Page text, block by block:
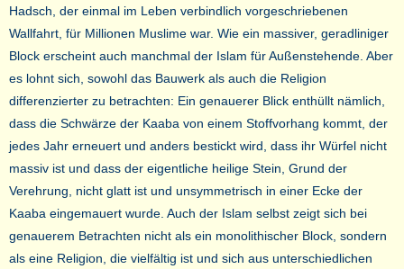
Hadsch, der einmal im Leben verbindlich vorgeschriebenen
Wallfahrt, für Millionen Muslime war. Wie ein massiver, geradliniger
Block erscheint auch manchmal der Islam für Außenstehende. Aber
es lohnt sich, sowohl das Bauwerk als auch die Religion
differenzierter zu betrachten: Ein genauerer Blick enthüllt nämlich,
dass die Schwärze der Kaaba von einem Stoffvorhang kommt, der
jedes Jahr erneuert und anders bestickt wird, dass ihr Würfel nicht
massiv ist und dass der eigentliche heilige Stein, Grund der
Verehrung, nicht glatt ist und unsymmetrisch in einer Ecke der
Kaaba eingemauert wurde. Auch der Islam selbst zeigt sich bei
genauerem Betrachten nicht als ein monolithischer Block, sondern
als eine Religion, die vielfältig ist und sich aus unterschiedlichen